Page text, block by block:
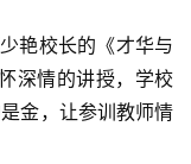
艳校长的《才华与
深情的讲授，学校
金，让参训教师情